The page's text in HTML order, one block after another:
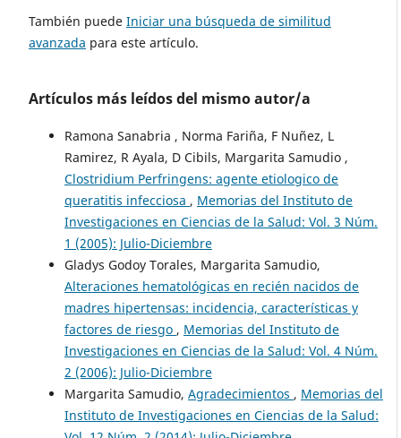
También puede Iniciar una búsqueda de similitud
avanzada para este artículo.
Artículos más leídos del mismo autor/a
Ramona Sanabria , Norma Fariña, F Nuñez, L
Ramirez, R Ayala, D Cibils, Margarita Samudio ,
Clostridium Perfringens: agente etiologico de
queratitis infecciosa , Memorias del Instituto de
Investigaciones en Ciencias de la Salud: Vol. 3 Núm.
1 (2005): Julio-Diciembre
Gladys Godoy Torales, Margarita Samudio,
Alteraciones hematológicas en recién nacidos de
madres hipertensas: incidencia, características y
factores de riesgo , Memorias del Instituto de
Investigaciones en Ciencias de la Salud: Vol. 4 Núm.
2 (2006): Julio-Diciembre
Margarita Samudio, Agradecimientos , Memorias del
Instituto de Investigaciones en Ciencias de la Salud: